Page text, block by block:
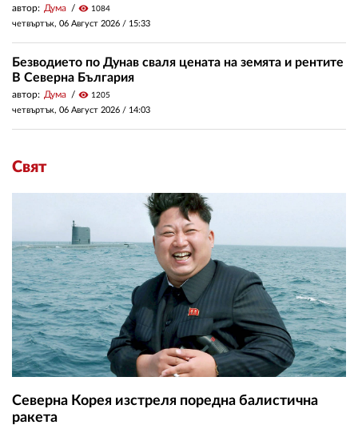
автор: Дума visibility 1084
четвъртък, 06 Август 2026 / 15:33
Безводието по Дунав сваля цената на земята и рентите
В Северна България
автор: Дума visibility 1205
четвъртък, 06 Август 2026 / 14:03
Свят
Северна Корея изстреля поредна балистична
ракета